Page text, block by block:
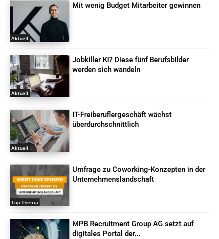
Aktuell
Mit wenig Budget Mitarbeiter gewinnen
Aktuell
Jobkiller KI? Diese fünf Berufsbilder
werden sich wandeln
Aktuell
IT-Freiberuflergeschäft wächst
überdurchschnittlich
Top Thema
Umfrage zu Coworking-Konzepten in der
Unternehmenslandschaft
MPB Recruitment Group AG setzt auf
digitales Portal der...